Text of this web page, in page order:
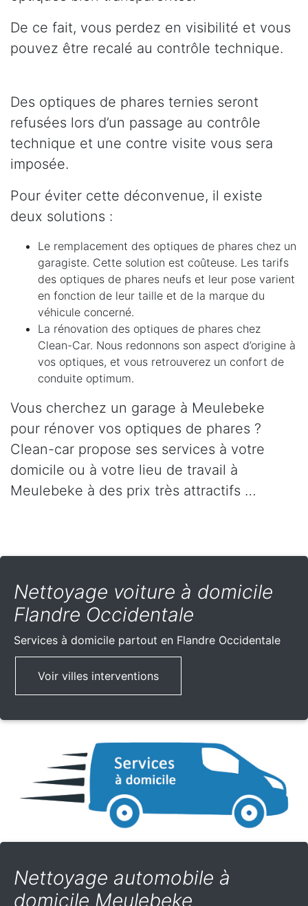
De ce fait, vous perdez en visibilité et vous
pouvez être recalé au contrôle technique.
Des optiques de phares ternies seront
refusées lors d’un passage au contrôle
technique et une contre visite vous sera
imposée.
Pour éviter cette déconvenue, il existe
deux solutions :
Le remplacement des optiques de phares chez un
garagiste. Cette solution est coûteuse. Les tarifs
des optiques de phares neufs et leur pose varient
en fonction de leur taille et de la marque du
véhicule concerné.
La rénovation des optiques de phares chez
Clean-Car. Nous redonnons son aspect d’origine à
vos optiques, et vous retrouverez un confort de
conduite optimum.
Vous cherchez un garage à Meulebeke
pour rénover vos optiques de phares ?
Clean-car propose ses services à votre
domicile ou à votre lieu de travail à
Meulebeke à des prix très attractifs …
Nettoyage voiture à domicile
Flandre Occidentale
Services à domicile partout en Flandre Occidentale
Voir villes interventions
Nettoyage automobile à
domicile Meulebeke